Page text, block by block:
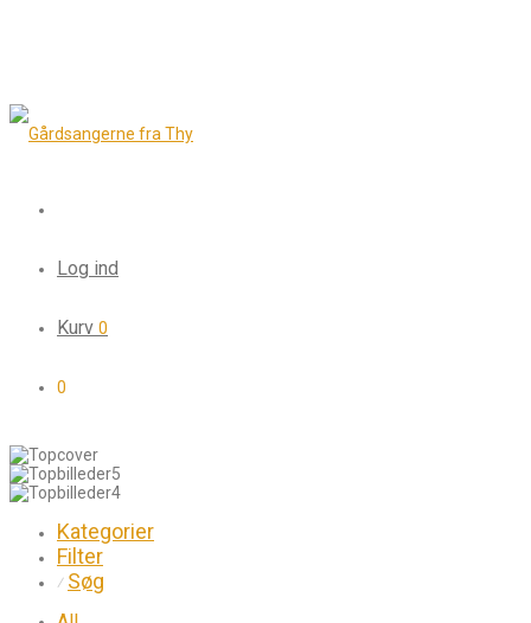
Log ind
Kurv 0
0
Kategorier
Filter
⁄ Søg